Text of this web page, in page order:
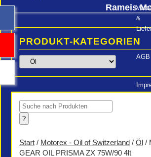
&
AGB
Rameis
PRODUKT-KATEGORIEN
Products
search
?
Start / Motorex - Oil of Switzerland / Öl /
GEAR OIL PRISMA ZX 75W/90 4lt